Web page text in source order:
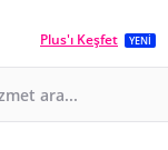
Plus'ı Keşfet YENİ